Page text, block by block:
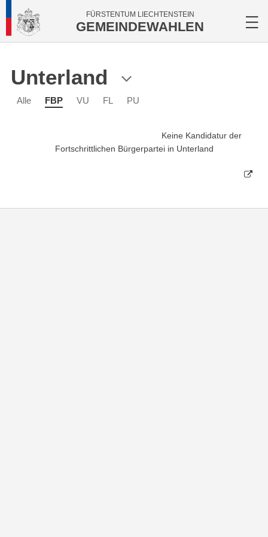
FÜRSTENTUM LIECHTENSTEIN
GEMEINDEWAHLEN
Unterland
Alle FBP VU FL PU
Keine Kandidatur der
Fortschrittlichen Bürgerpartei in Unterland